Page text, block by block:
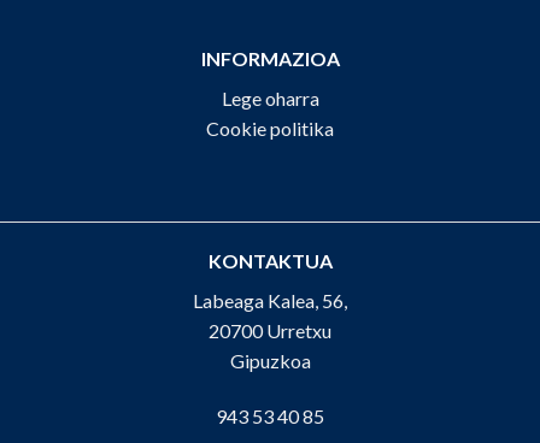
INFORMAZIOA
Lege oharra
Cookie politika
KONTAKTUA
Labeaga Kalea, 56,
20700 Urretxu
Gipuzkoa
943 53 40 85